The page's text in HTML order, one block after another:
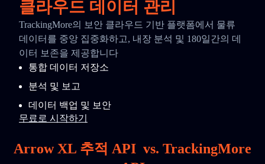
클라우드 데이터 관리
TrackingMore의 보안 클라우드 기반 플랫폼에서 물류
데이터를 중앙 집중화하고, 내장 분석 및 180일간의 데
이터 보존을 제공합니다
통합 데이터 저장소
분석 및 보고
데이터 백업 및 보안
무료로 시작하기
Arrow XL 추적 API vs. TrackingMore